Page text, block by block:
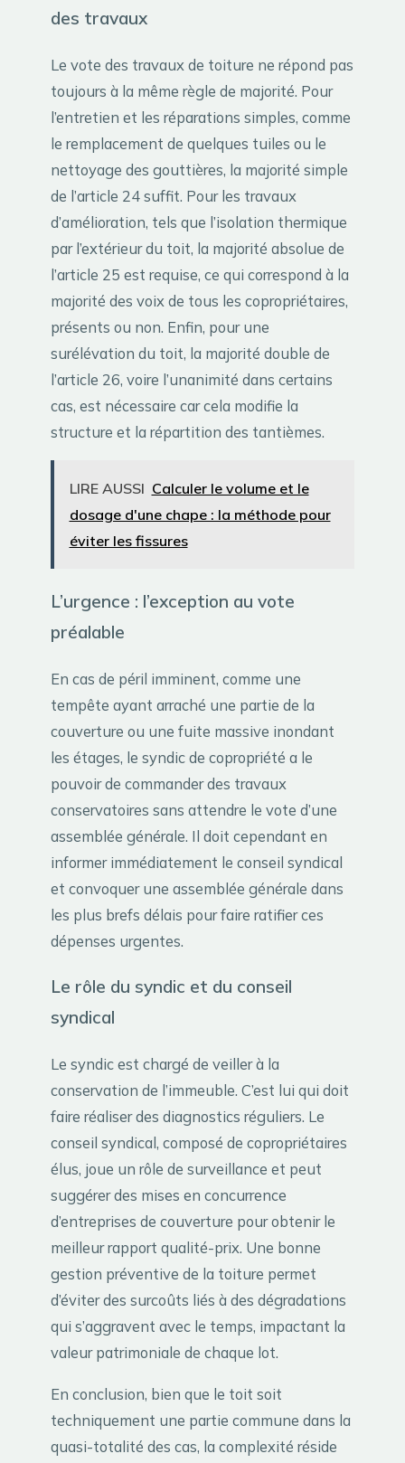
des travaux
Le vote des travaux de toiture ne répond pas
toujours à la même règle de majorité. Pour
l’entretien et les réparations simples, comme
le remplacement de quelques tuiles ou le
nettoyage des gouttières, la majorité simple
de l’article 24 suffit. Pour les travaux
d’amélioration, tels que l’isolation thermique
par l’extérieur du toit, la majorité absolue de
l’article 25 est requise, ce qui correspond à la
majorité des voix de tous les copropriétaires,
présents ou non. Enfin, pour une
surélévation du toit, la majorité double de
l’article 26, voire l’unanimité dans certains
cas, est nécessaire car cela modifie la
structure et la répartition des tantièmes.
LIRE AUSSI Calculer le volume et le
dosage d'une chape : la méthode pour
éviter les fissures
L’urgence : l’exception au vote
préalable
En cas de péril imminent, comme une
tempête ayant arraché une partie de la
couverture ou une fuite massive inondant
les étages, le syndic de copropriété a le
pouvoir de commander des travaux
conservatoires sans attendre le vote d’une
assemblée générale. Il doit cependant en
informer immédiatement le conseil syndical
et convoquer une assemblée générale dans
les plus brefs délais pour faire ratifier ces
dépenses urgentes.
Le rôle du syndic et du conseil
syndical
Le syndic est chargé de veiller à la
conservation de l’immeuble. C’est lui qui doit
faire réaliser des diagnostics réguliers. Le
conseil syndical, composé de copropriétaires
élus, joue un rôle de surveillance et peut
suggérer des mises en concurrence
d’entreprises de couverture pour obtenir le
meilleur rapport qualité-prix. Une bonne
gestion préventive de la toiture permet
d’éviter des surcoûts liés à des dégradations
qui s’aggravent avec le temps, impactant la
valeur patrimoniale de chaque lot.
En conclusion, bien que le toit soit
techniquement une partie commune dans la
quasi-totalité des cas, la complexité réside